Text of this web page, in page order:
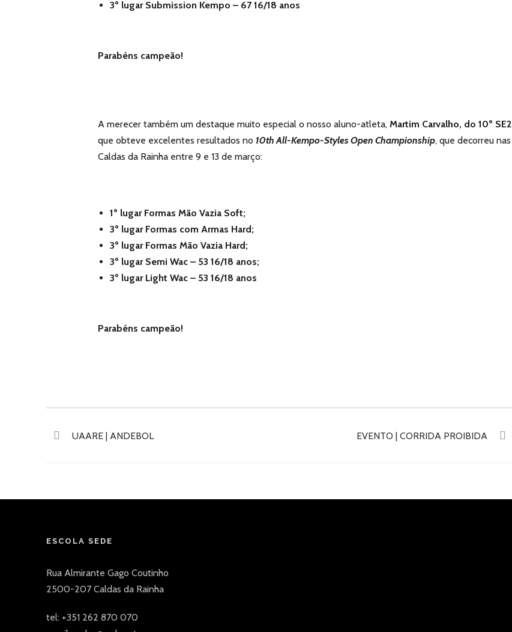
3º lugar Submission Kempo – 67 16/18 anos
Parabéns campeão!
A merecer também um destaque muito especial o nosso aluno-atleta, Martim Carvalho, do 10º SE2
que obteve excelentes resultados no 10th All-Kempo-Styles Open Championship, que decorreu nas
Caldas da Rainha entre 9 e 13 de março:
1º lugar Formas Mão Vazia Soft;
3º lugar Formas com Armas Hard;
3º lugar Formas Mão Vazia Hard;
3º lugar Semi Wac – 53 16/18 anos;
3º lugar Light Wac – 53 16/18 anos
Parabéns campeão!
UAARE | ANDEBOL EVENTO | CORRIDA PROIBIDA
ESCOLA SEDE
Rua Almirante Gago Coutinho
2500-207 Caldas da Rainha
tel: +351 262 870 070